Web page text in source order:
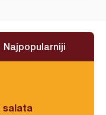
Najpopularniji
salata